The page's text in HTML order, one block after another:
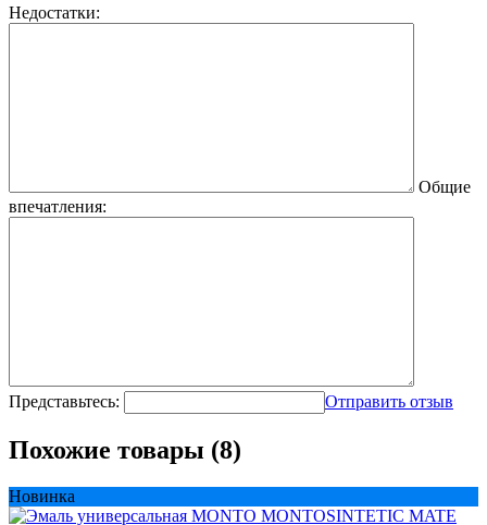
Недостатки:
Общие
впечатления:
Представьтесь: Отправить отзыв
Похожие товары (8)
Новинка